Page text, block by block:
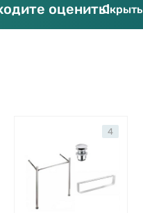
оценить!Скрыть
4